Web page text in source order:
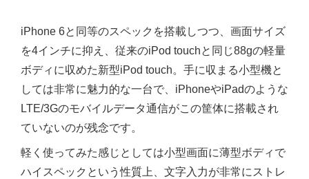
iPhone 6と同等のスペックを搭載しつつ、画面サイズ
を4インチに抑え、従来のiPod touchと同じ88gの軽量
ボディに収めた新型iPod touch。手に収まる小型機と
しては非常に魅力的な一台で、iPhoneやiPadのような
LTE/3Gのモバイルデータ通信がこの筐体に搭載され
ていないのが残念です。
軽く使ってみた感じとしては小型画面に薄型ボディで
ハイスペックという性質上、文字入力が非常にストレ